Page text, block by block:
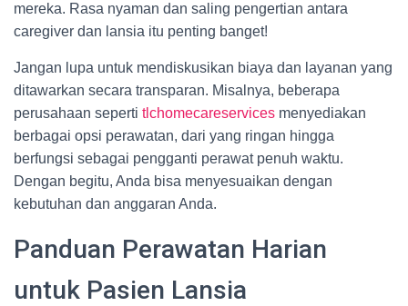
mereka. Rasa nyaman dan saling pengertian antara
caregiver dan lansia itu penting banget!
Jangan lupa untuk mendiskusikan biaya dan layanan yang
ditawarkan secara transparan. Misalnya, beberapa
perusahaan seperti tlchomecareservices menyediakan
berbagai opsi perawatan, dari yang ringan hingga
berfungsi sebagai pengganti perawat penuh waktu.
Dengan begitu, Anda bisa menyesuaikan dengan
kebutuhan dan anggaran Anda.
Panduan Perawatan Harian
untuk Pasien Lansia